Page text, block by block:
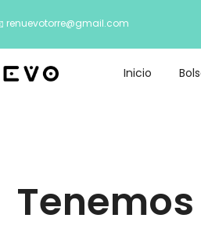
renuevotorre@gmail.com
Inicio